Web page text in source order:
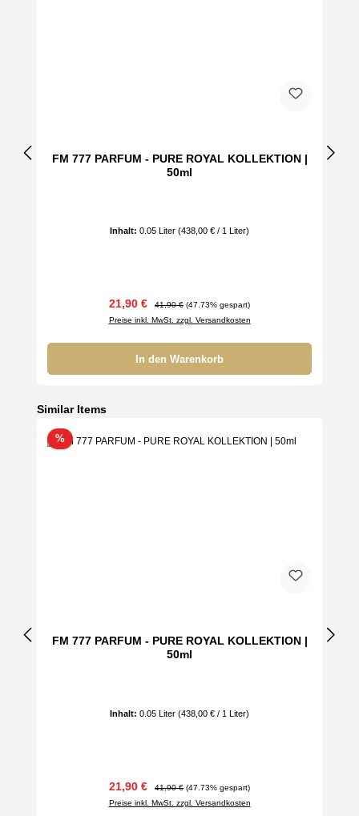
FM 777 PARFUM - PURE ROYAL KOLLEKTION |
50ml
Inhalt: 0.05 Liter (438,00 € / 1 Liter)
Verkaufspreis:
21,90 € Regulärer Preis:
41,90 € (47.73% gespart)
Preise inkl. MwSt. zzgl. Versandkosten
In den Warenkorb
Produktgalerie überspringen
Similar Items
%Rabatt
FM 777 PARFUM - PURE ROYAL KOLLEKTION |
50ml
Inhalt: 0.05 Liter (438,00 € / 1 Liter)
Verkaufspreis:
21,90 € Regulärer Preis:
41,90 € (47.73% gespart)
Preise inkl. MwSt. zzgl. Versandkosten